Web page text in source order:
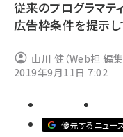
ai (2799)
note (2308)
z世代 (1617)
従来のプログラマテ
広告枠条件を提示
山川 健（Web担 編集
2019年9月11日 7:02
優先するニュー